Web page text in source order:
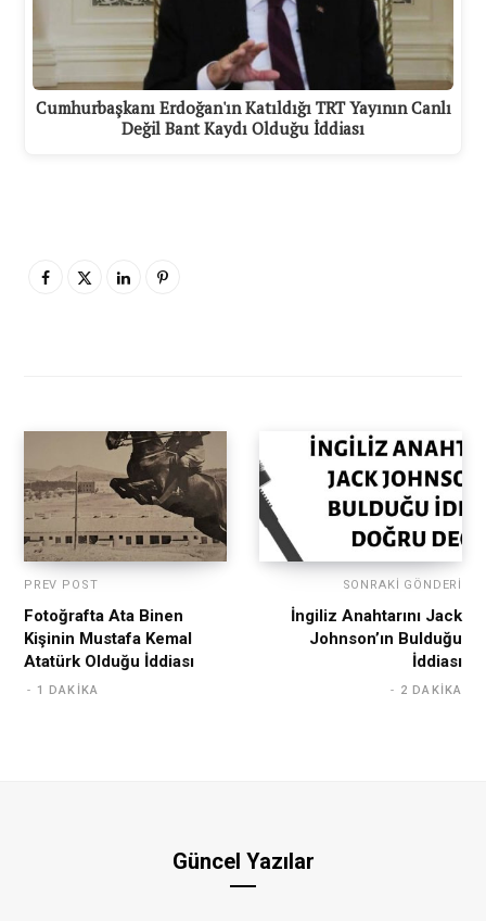
Cumhurbaşkanı Erdoğan'ın Katıldığı TRT Yayının Canlı
Değil Bant Kaydı Olduğu İddiası
PREV POST
Fotoğrafta Ata Binen
Kişinin Mustafa Kemal
Atatürk Olduğu İddiası
1 DAKIKA
SONRAKI GÖNDERI
İngiliz Anahtarını Jack
Johnson’ın Bulduğu
İddiası
2 DAKIKA
Güncel Yazılar